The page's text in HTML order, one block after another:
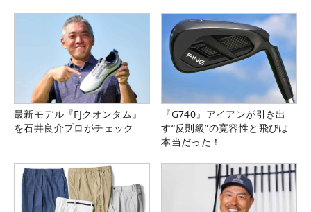
最新モデル『FJクオンタム』
を石井良介プロがチェック
『G740』アイアンが引き出
す“反則級”の寛容性と飛びは
本当だった！